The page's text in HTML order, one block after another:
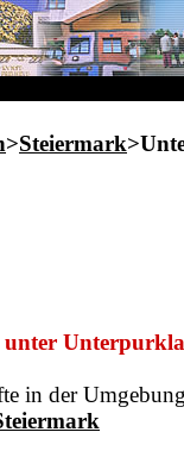
>Steiermark
in der